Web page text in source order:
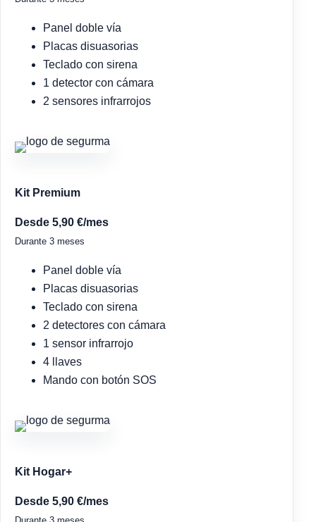
Panel doble vía
Placas disuasorias
Teclado con sirena
1 detector con cámara
2 sensores infrarrojos
Kit Premium
Desde 5,90 €/mes
Durante 3 meses
Panel doble vía
Placas disuasorias
Teclado con sirena
2 detectores con cámara
1 sensor infrarrojo
4 llaves
Mando con botón SOS
Kit Hogar+
Desde 5,90 €/mes